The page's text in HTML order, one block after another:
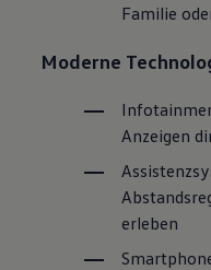
Familie
Moderne
Anzeigen
erleben